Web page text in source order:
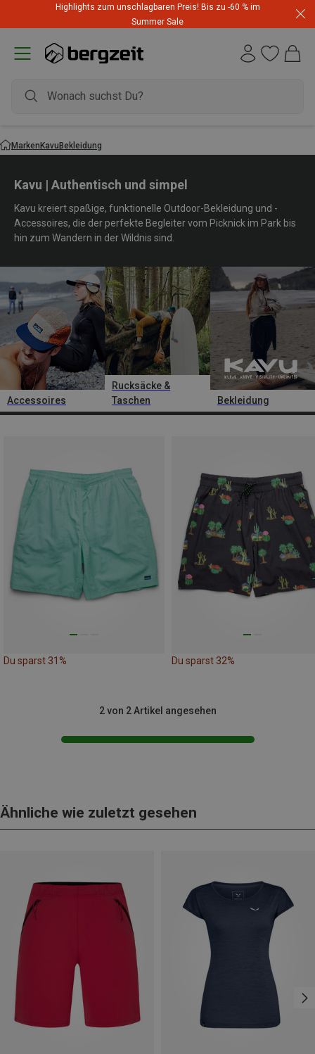
Highlights zum unschlagbaren Preis! Bis zu -60 % im
Summer Sale
MarkenKavuBekleidung
Kavu | Authentisch und simpel
Kavu kreiert spaßige, funktionelle Outdoor-Bekleidung und -
Accessoires, die der perfekte Begleiter vom Picknick im Park bis
hin zum Wandern in der Wildnis sind.
Accessoires
Rucksäcke &
Taschen
Bekleidung
Du sparst 31% Du sparst 32%
2 von 2 Artikel angesehen
Ähnliche wie zuletzt gesehen